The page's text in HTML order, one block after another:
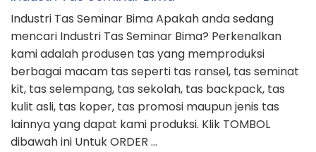
Industri Tas Seminar Bima Apakah anda sedang
mencari Industri Tas Seminar Bima? Perkenalkan
kami adalah produsen tas yang memproduksi
berbagai macam tas seperti tas ransel, tas seminat
kit, tas selempang, tas sekolah, tas backpack, tas
kulit asli, tas koper, tas promosi maupun jenis tas
lainnya yang dapat kami produksi. Klik TOMBOL
dibawah ini Untuk ORDER …